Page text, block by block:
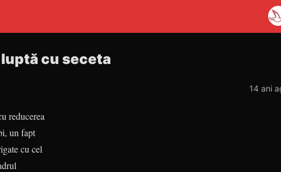
cu seceta
14 ani
reducerea
un fapt
cu cel